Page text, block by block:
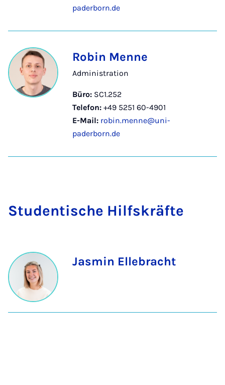
paderborn.de
Robin Menne
Administration
Büro: SC1.252
Telefon: +49 5251 60-4901
E-Mail: robin.menne@uni-
paderborn.de
Stu­den­ti­sche Hilfs­kräf­te
Jasmin Ellebracht